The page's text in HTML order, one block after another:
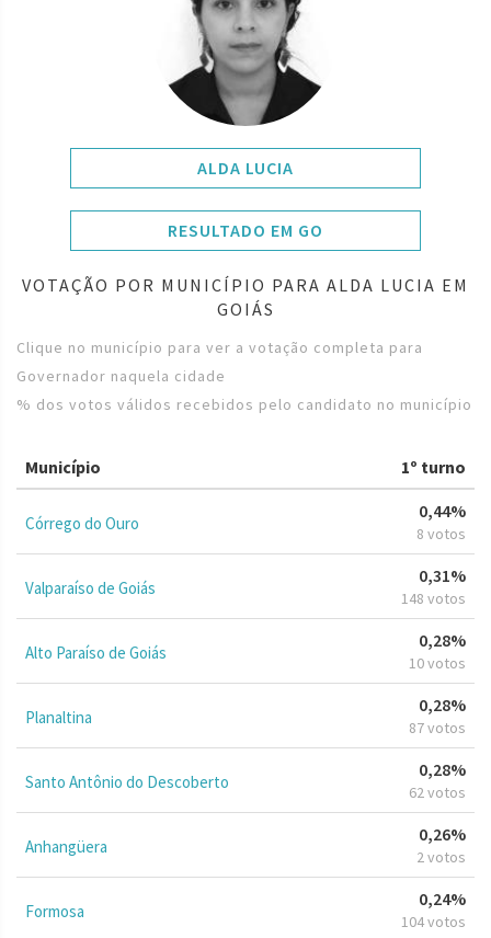
ALDA LUCIA
RESULTADO EM GO
VOTAÇÃO POR MUNICÍPIO PARA ALDA LUCIA EM
GOIÁS
Clique no município para ver a votação completa para
Governador naquela cidade
% dos votos válidos recebidos pelo candidato no município
Município 1º turno
Córrego do Ouro
0,44%
8 votos
Valparaíso de Goiás
0,31%
148 votos
Alto Paraíso de Goiás
0,28%
10 votos
Planaltina
0,28%
87 votos
Santo Antônio do Descoberto
0,28%
62 votos
Anhangüera
0,26%
2 votos
Formosa
0,24%
104 votos